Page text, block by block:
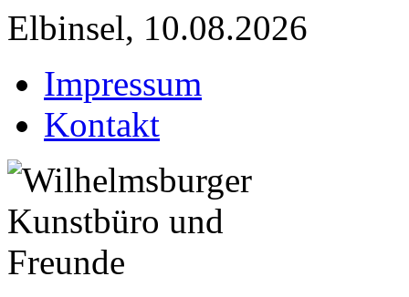
Elbinsel, 10.08.2026
Impressum
Kontakt